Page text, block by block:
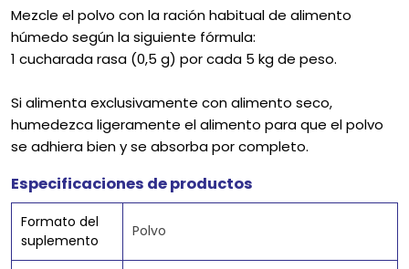
Mezcle el polvo con la ración habitual de alimento
húmedo según la siguiente fórmula:
1 cucharada rasa (0,5 g) por cada 5 kg de peso.
Si alimenta exclusivamente con alimento seco,
humedezca ligeramente el alimento para que el polvo
se adhiera bien y se absorba por completo.
Especificaciones de productos
Formato del
suplemento
Polvo